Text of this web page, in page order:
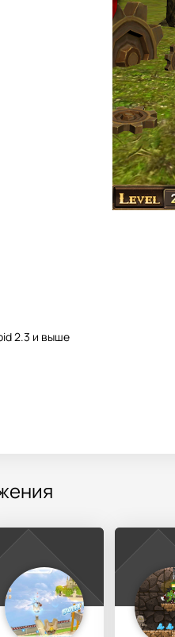
2.3 и выше